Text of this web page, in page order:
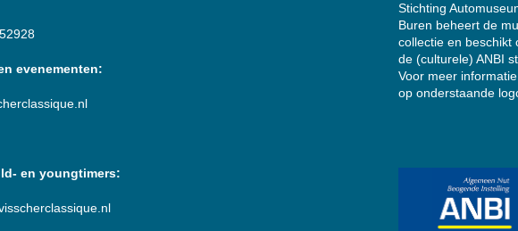
evenementen:
en youngtimers:
Stichting
Buren beheert de
collectie en beschikt
de (culturele) ANBI
Voor meer
op onderstaande